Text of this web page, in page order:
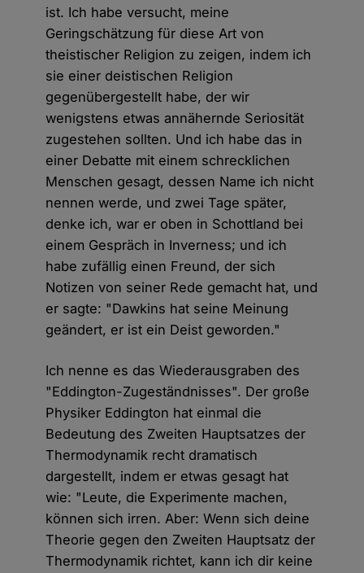
ist. Ich habe versucht, meine
Geringschätzung für diese Art von
theistischer Religion zu zeigen, indem ich
sie einer deistischen Religion
gegenübergestellt habe, der wir
wenigstens etwas annähernde Seriosität
zugestehen sollten. Und ich habe das in
einer Debatte mit einem schrecklichen
Menschen gesagt, dessen Name ich nicht
nennen werde, und zwei Tage später,
denke ich, war er oben in Schottland bei
einem Gespräch in Inverness; und ich
habe zufällig einen Freund, der sich
Notizen von seiner Rede gemacht hat, und
er sagte: "Dawkins hat seine Meinung
geändert, er ist ein Deist geworden."
Ich nenne es das Wiederausgraben des
"Eddington-Zugeständnisses". Der große
Physiker Eddington hat einmal die
Bedeutung des Zweiten Hauptsatzes der
Thermodynamik recht dramatisch
dargestellt, indem er etwas gesagt hat
wie: "Leute, die Experimente machen,
können sich irren. Aber: Wenn sich deine
Theorie gegen den Zweiten Hauptsatz der
Thermodynamik richtet, kann ich dir keine